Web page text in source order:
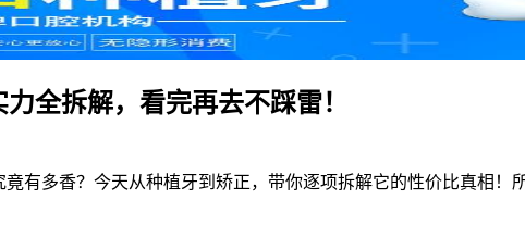
全拆解，看完再去不踩雷！
有多香？今天从种植牙到矫正，带你逐项拆解它的性价比真相！